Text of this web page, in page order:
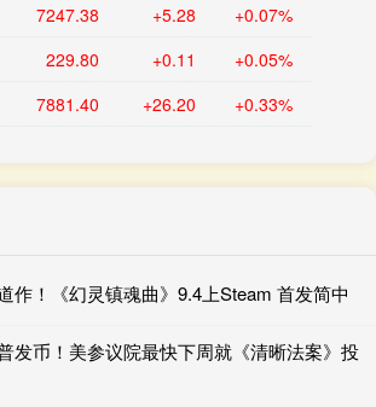
7247.38 +5.28 +0.07%
229.80 +0.11 +0.05%
7881.40 +26.20 +0.33%
作！《幻灵镇魂曲》9.4上Steam 首发简中
发币！美参议院最快下周就《清晰法案》投